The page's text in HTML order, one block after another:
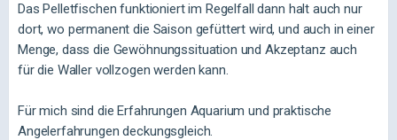
Das Pelletfischen funktioniert im Regelfall dann halt auch nur
dort, wo permanent die Saison gefüttert wird, und auch in einer
Menge, dass die Gewöhnungssituation und Akzeptanz auch
für die Waller vollzogen werden kann.
Für mich sind die Erfahrungen Aquarium und praktische
Angelerfahrungen deckungsgleich.